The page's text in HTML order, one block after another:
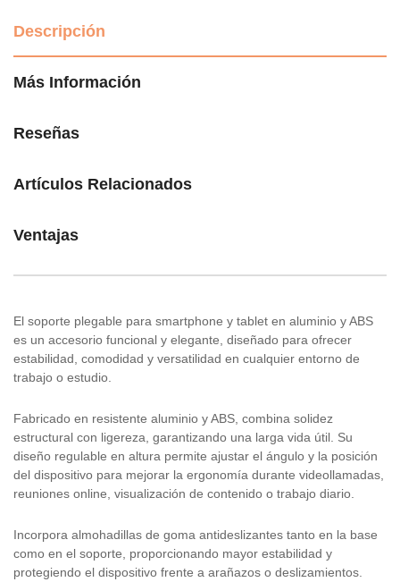
Descripción
Más Información
Reseñas
Artículos Relacionados
Ventajas
El soporte plegable para smartphone y tablet en aluminio y ABS
es un accesorio funcional y elegante, diseñado para ofrecer
estabilidad, comodidad y versatilidad en cualquier entorno de
trabajo o estudio.
Fabricado en resistente aluminio y ABS, combina solidez
estructural con ligereza, garantizando una larga vida útil. Su
diseño regulable en altura permite ajustar el ángulo y la posición
del dispositivo para mejorar la ergonomía durante videollamadas,
reuniones online, visualización de contenido o trabajo diario.
Incorpora almohadillas de goma antideslizantes tanto en la base
como en el soporte, proporcionando mayor estabilidad y
protegiendo el dispositivo frente a arañazos o deslizamientos.